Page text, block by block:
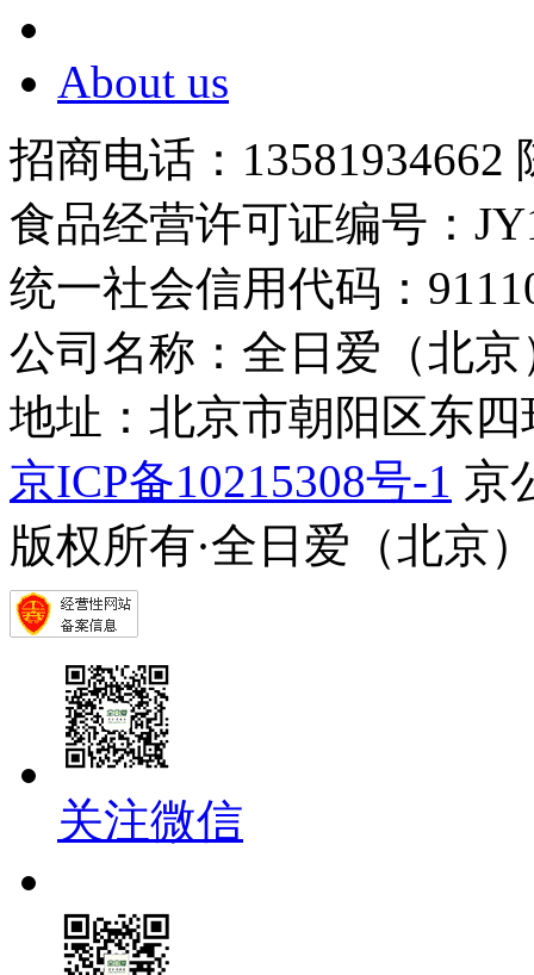
About us
招商电话：13581934662
食品经营许可证编号：
统一社会信用代码：
公司名称：全日爱（北
地址：北京市朝阳区东
京ICP备10215308号-1 京
版权所有·全日爱（北京
关注微信